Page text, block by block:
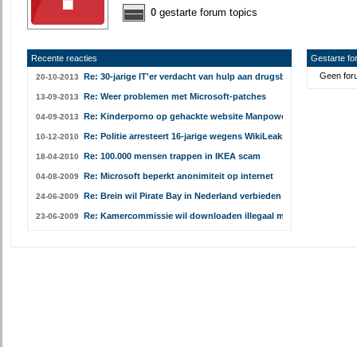
0gestarte forum topics
Recente reacties
20-10-2013 Re: 30-jarige IT'er verdacht van hulp aan drugsbende
13-09-2013 Re: Weer problemen met Microsoft-patches
04-09-2013 Re: Kinderporno op gehackte website Manpower België
10-12-2010 Re: Politie arresteert 16-jarige wegens WikiLeaks-aanvallen
18-04-2010 Re: 100.000 mensen trappen in IKEA scam
04-08-2009 Re: Microsoft beperkt anonimiteit op internet
24-06-2009 Re: Brein wil Pirate Bay in Nederland verbieden
23-06-2009 Re: Kamercommissie wil downloaden illegaal maken
Gestarte
Geen